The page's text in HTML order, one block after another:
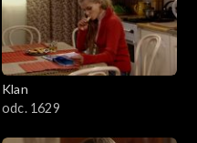
Klan
odc. 1629